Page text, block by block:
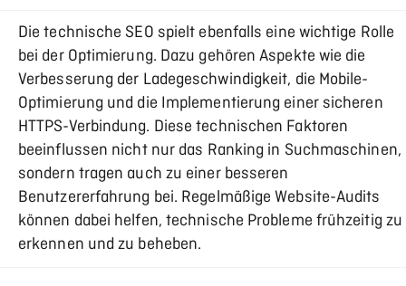
Die technische SEO spielt ebenfalls eine wichtige Rolle
bei der Optimierung. Dazu gehören Aspekte wie die
Verbesserung der Ladegeschwindigkeit, die Mobile-
Optimierung und die Implementierung einer sicheren
HTTPS-Verbindung. Diese technischen Faktoren
beeinflussen nicht nur das Ranking in Suchmaschinen,
sondern tragen auch zu einer besseren
Benutzererfahrung bei. Regelmäßige Website-Audits
können dabei helfen, technische Probleme frühzeitig zu
erkennen und zu beheben.